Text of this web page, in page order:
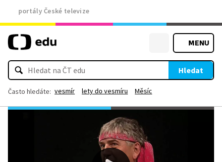
portály České televize
MENU
Hledat
Často hledáte: vesmír lety do vesmíru Měsíc